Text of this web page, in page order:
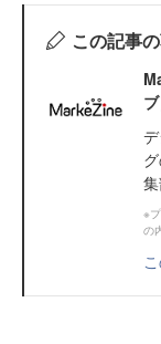
この記事
ブ
集
※
の